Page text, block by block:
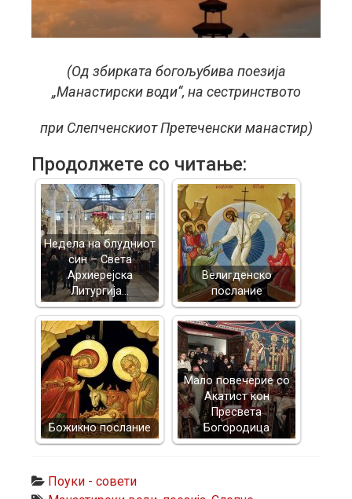
(Од збирката богољубива поезија
„Манастирски води“, на сестринството
при Слепченскиот Претеченски манастир)
Продолжете со читање:
Недела на блудниот
син – Света
Архиерејска
Литургија…
Велигденско
послание
Божикно послание
Mало повечерие со
Акатист кон
Пресвета
Богородица
Поуки - совети